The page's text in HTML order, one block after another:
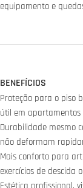
equipamento e
BENEFÍCIOS
Proteção para o piso
útil em apartamentos
Durabilidade mesmo
não deformam
Mais conforto para
exercícios de descida